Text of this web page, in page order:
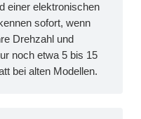
einer elektronischen
sofort, wenn
Drehzahl und
noch etwa 5 bis 15
bei alten Modellen.